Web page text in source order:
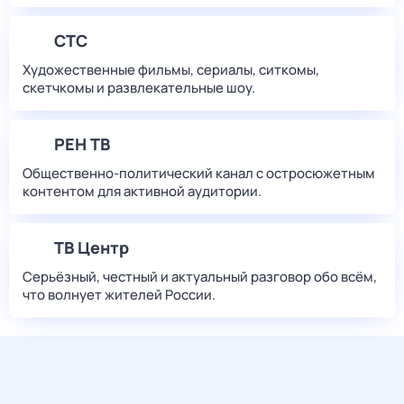
СТС
Художественные фильмы, сериалы, ситкомы,
скетчкомы и развлекательные шоу.
РЕН ТВ
Общественно-политический канал с остросюжетным
контентом для активной аудитории.
ТВ Центр
Серьёзный, честный и актуальный разговор обо всём,
что волнует жителей России.